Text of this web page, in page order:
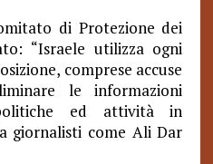
di Protezione dei
“Israele utilizza ogni
comprese accuse
le informazioni
ed attività in
giornalisti come Ali Dar